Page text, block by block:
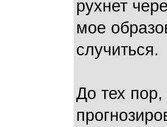
рухнет
мое
случиться.
До тех пор,